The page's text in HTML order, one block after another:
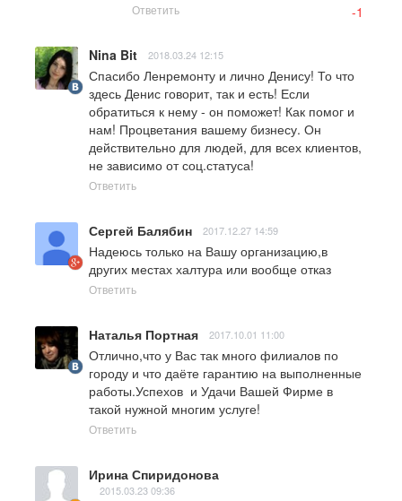
Ответить -1
Nina Bit 2018.03.24 12:15
Спасибо Ленремонту и лично Денису! То что
здесь Денис говорит, так и есть! Если
обратиться к нему - он поможет! Как помог и
нам! Процветания вашему бизнесу. Он
действительно для людей, для всех клиентов,
не зависимо от соц.статуса!
Ответить
Сергей Балябин 2017.12.27 14:59
Надеюсь только на Вашу организацию,в
других местах халтура или вообще отказ
Ответить
Наталья Портная 2017.10.01 11:00
Отлично,что у Вас так много филиалов по
городу и что даёте гарантию на выполненные
работы.Успехов  и Удачи Вашей Фирме в
такой нужной многим услуге!
Ответить
Ирина Спиридонова
2015.03.23 09:36